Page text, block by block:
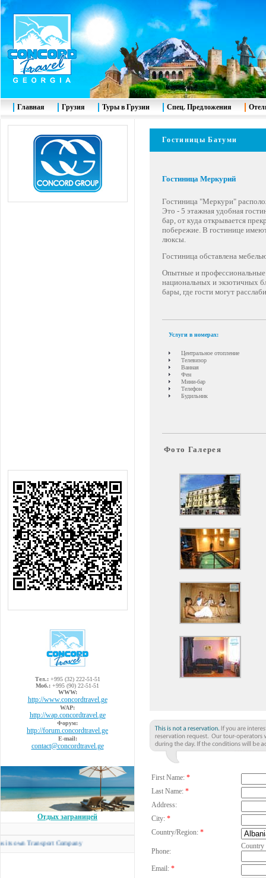
Тел.:+995 (32) 222-51-51
Моб.: +995 (90) 22-51-51
WWW:
http://www.concordtravel.ge
WAP:
http://wap.concordtravel.ge
Форум:
http://forum.concordtravel.ge
E-mail:
contact@concordtravel.ge
Отдых заграницей
Transport Company
Гостиницы Батуми
Гостиница Меркурий
Гостиница "Меркури"
Это - 5 этажная удобная
бар, от куда открывается
побережие. В гостинице
люксы.
Гостиница обставлена
Опытные и
национальных и экзотичных
бары, где гости могут
Услуги в номерах:
Центральное отопление
Телевизор
Ванная
Фен
Мини-бар
Телефон
Будильник
Фото Галерея
First Name: *
Last Name: *
Address:
City: *
Country/Region: *
Phone:
Country
Email: *
Главная Грузия Туры в Грузии Спец. Предложения